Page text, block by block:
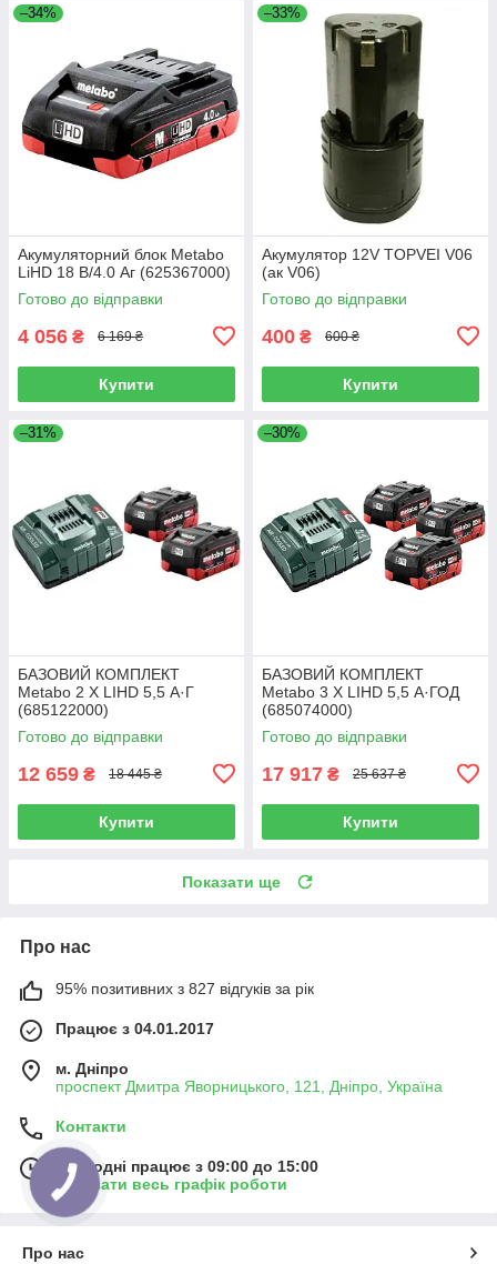
–34%
Акумуляторний блок Metabo
LiHD 18 В/4.0 Аг (625367000)
Готово до відправки
4 056 ₴ 6 169 ₴
Купити
–33%
Акумулятор 12V TOPVEI V06
(ак V06)
Готово до відправки
400 ₴ 600 ₴
Купити
–31%
БАЗОВИЙ КОМПЛЕКТ
Metabo 2 X LIHD 5,5 А·Г
(685122000)
Готово до відправки
12 659 ₴ 18 445 ₴
Купити
–30%
БАЗОВИЙ КОМПЛЕКТ
Metabo 3 X LIHD 5,5 А·ГОД
(685074000)
Готово до відправки
17 917 ₴ 25 637 ₴
Купити
Показати ще
Про нас
95% позитивних з 827 відгуків за рік
Працює з 04.01.2017
м. Дніпро
проспект Дмитра Яворницького, 121, Дніпро, Україна
Контакти
Сьогодні працює з 09:00 до 15:00
Показати весь графік роботи
Про нас